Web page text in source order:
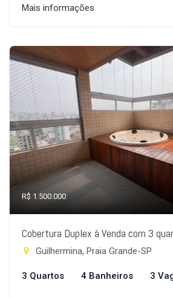
Mais informações
R$ 1.500.000
Cobertura Duplex à Venda com 3
Guilhermina, Praia Grande-SP
3 Quartos 4 Banheiros 3